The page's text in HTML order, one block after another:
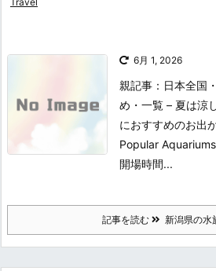
6月 1, 2026
親記事：日本全国
め・一覧 – 夏は涼
におすすめのお出
Popular
開場時間...
記事を読む 新潟県の水